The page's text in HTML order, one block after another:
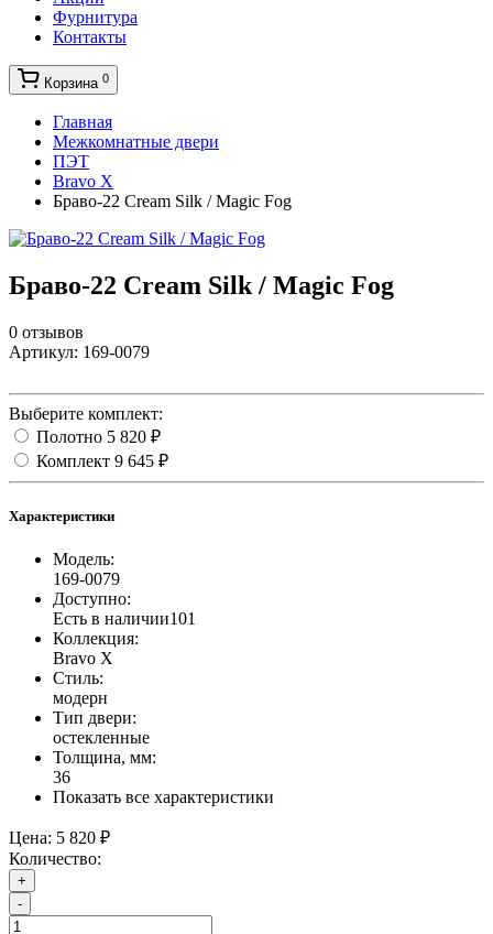
Фурнитура
Контакты
Корзина 0
Главная
Межкомнатные двери
ПЭТ
Bravo X
Браво-22 Cream Silk / Magic Fog
Браво-22 Cream Silk / Magic Fog
0 отзывов
Артикул: 169-0079
Выберите комплект:
Полотно 5 820 ₽
Комплект 9 645 ₽
Характеристики
Модель:
169-0079
Доступно:
Есть в наличии101
Коллекция:
Bravo X
Стиль:
модерн
Тип двери:
остекленные
Толщина, мм:
36
Показать все характеристики
Цена: 5 820 ₽
Количество:
+
-